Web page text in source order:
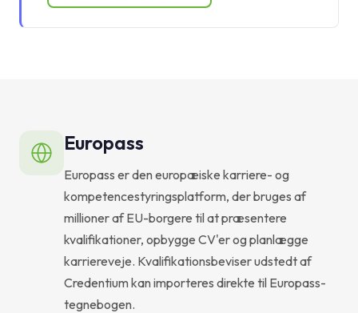
Europass
Europass er den europæiske karriere- og
kompetencestyringsplatform, der bruges af
millioner af EU-borgere til at præsentere
kvalifikationer, opbygge CV'er og planlægge
karriereveje. Kvalifikationsbeviser udstedt af
Credentium kan importeres direkte til Europass-
tegnebogen.